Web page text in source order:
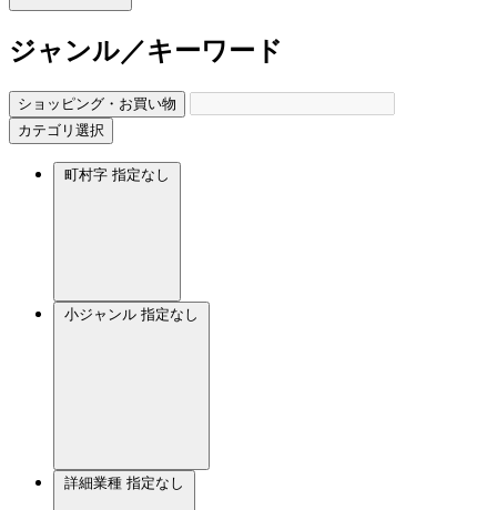
ジャンル／キーワード
ショッピング・お買い物
カテゴリ選択
町村字 指定なし
小ジャンル 指定なし
詳細業種 指定なし